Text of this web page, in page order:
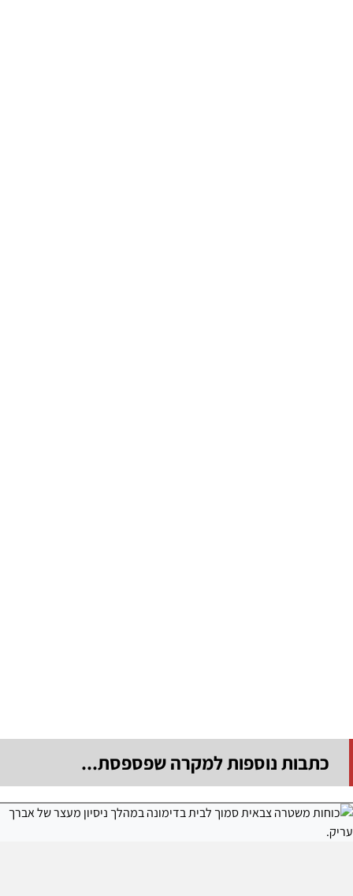
כתבות נוספות למקרה שפספסת...